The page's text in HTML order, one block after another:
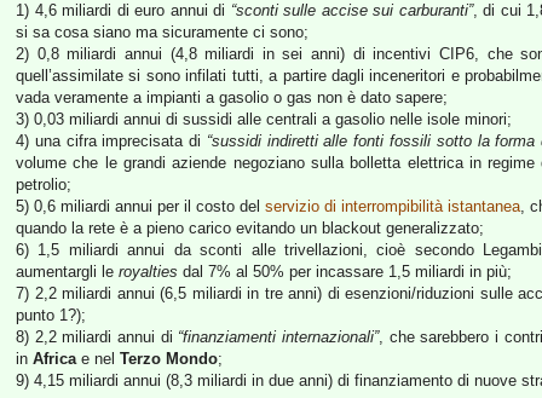
1) 4,6 miliardi di euro annui di “sconti sulle accise sui carburanti”, di cui
si sa cosa siano ma sicuramente ci sono;
2) 0,8 miliardi annui (4,8 miliardi in sei anni) di incentivi CIP6, che
quell’assimilate si sono infilati tutti, a partire dagli inceneritori e
vada veramente a impianti a gasolio o gas non è dato sapere;
3) 0,03 miliardi annui di sussidi alle centrali a gasolio nelle isole minori;
4) una cifra imprecisata di “sussidi indiretti alle fonti fossili sotto la
volume che le grandi aziende negoziano sulla bolletta elettrica in
petrolio;
5) 0,6 miliardi annui per il costo del servizio di interrompibilità istantanea,
quando la rete è a pieno carico evitando un blackout generalizzato;
6) 1,5 miliardi annui da sconti alle trivellazioni, cioè secondo
aumentargli le royalties dal 7% al 50% per incassare 1,5 miliardi in più;
7) 2,2 miliardi annui (6,5 miliardi in tre anni) di esenzioni/riduzioni sulle
punto 1?);
8) 2,2 miliardi annui di “finanziamenti internazionali”, che sarebbero i
in Africae nel Terzo Mondo;
9) 4,15 miliardi annui (8,3 miliardi in due anni) di finanziamento di nuove